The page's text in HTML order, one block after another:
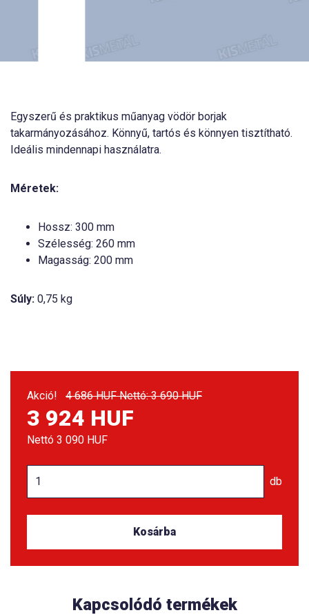
Egyszerű és praktikus műanyag vödör borjak
takarmányozásához. Könnyű, tartós és könnyen tisztítható.
Ideális mindennapi használatra.
Méretek:
Hossz: 300 mm
Szélesség: 260 mm
Magasság: 200 mm
Súly: 0,75 kg
Akció! 4 686 HUF Nettó: 3 690 HUF
3 924 HUF
Nettó 3 090 HUF
db
Kosárba
Kapcsolódó termékek